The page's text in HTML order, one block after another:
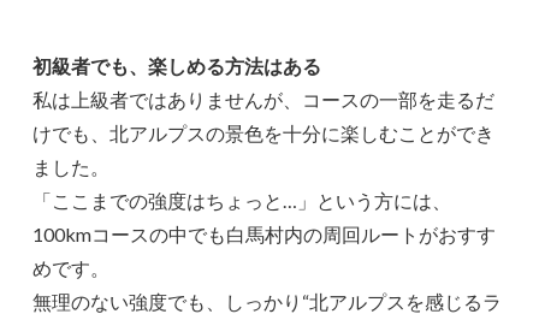
初級者でも、楽しめる方法はある
私は上級者ではありませんが、コースの一部を走るだ
けでも、北アルプスの景色を十分に楽しむことができ
ました。
「ここまでの強度はちょっと…」という方には、
100kmコースの中でも白馬村内の周回ルートがおすす
めです。
無理のない強度でも、しっかり“北アルプスを感じるラ